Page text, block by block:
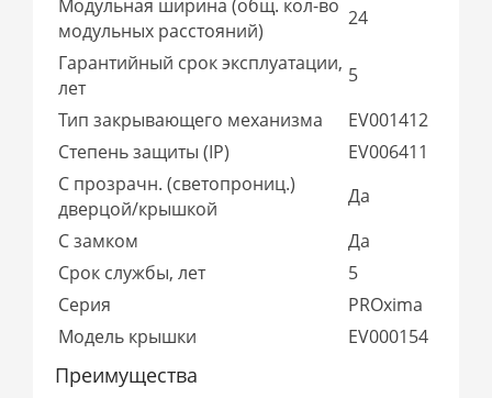
Модульная ширина (общ. кол-во
модульных расстояний)
24
Гарантийный срок эксплуатации,
лет
5
Тип закрывающего механизма
EV001412
Степень защиты (IP)
EV006411
С прозрачн. (светопрониц.)
дверцой/крышкой
Да
С замком
Да
Срок службы, лет
5
Серия
PROxima
Модель крышки
EV000154
Преимущества